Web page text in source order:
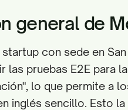
general de
con sede en
las pruebas E2E para
lo que permite a
inglés sencillo. Esto